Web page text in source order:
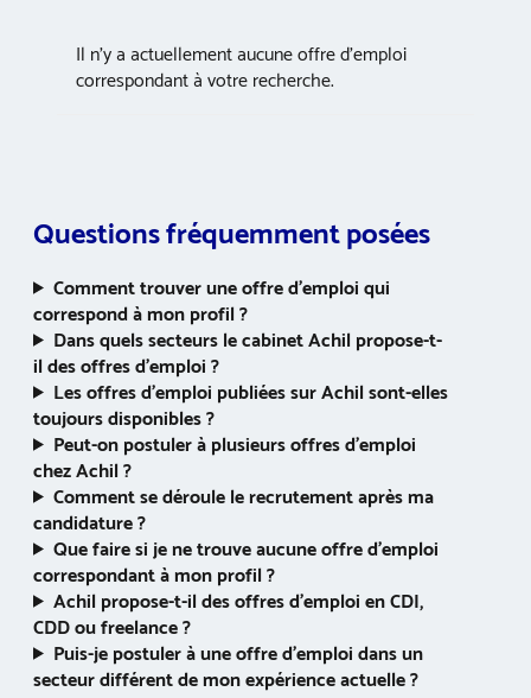
Il n’y a actuellement aucune offre d’emploi
correspondant à votre recherche.
Questions fréquemment posées
Comment trouver une offre d’emploi qui
correspond à mon profil ?
Dans quels secteurs le cabinet Achil propose-t-
il des offres d’emploi ?
Les offres d’emploi publiées sur Achil sont-elles
toujours disponibles ?
Peut-on postuler à plusieurs offres d’emploi
chez Achil ?
Comment se déroule le recrutement après ma
candidature ?
Que faire si je ne trouve aucune offre d’emploi
correspondant à mon profil ?
Achil propose-t-il des offres d’emploi en CDI,
CDD ou freelance ?
Puis-je postuler à une offre d’emploi dans un
secteur différent de mon expérience actuelle ?